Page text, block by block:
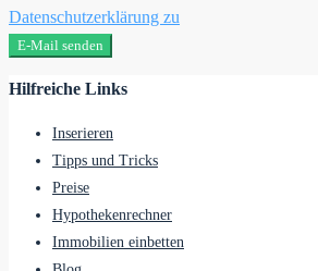
Datenschutzerklärung zu
E-Mail senden
Hilfreiche Links
Inserieren
Tipps und Tricks
Preise
Hypothekenrechner
Immobilien einbetten